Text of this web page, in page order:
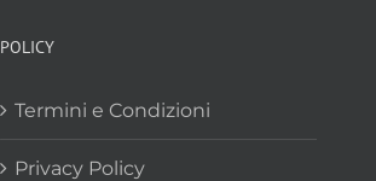
POLICY
Termini e Condizioni
Privacy Policy